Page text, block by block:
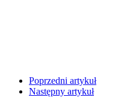
Poprzedni artykuł
Następny artykuł